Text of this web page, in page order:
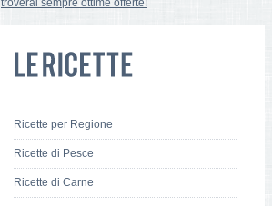
troverai sempre ottime offerte!
Ricette per Regione
Ricette di Pesce
Ricette di Carne